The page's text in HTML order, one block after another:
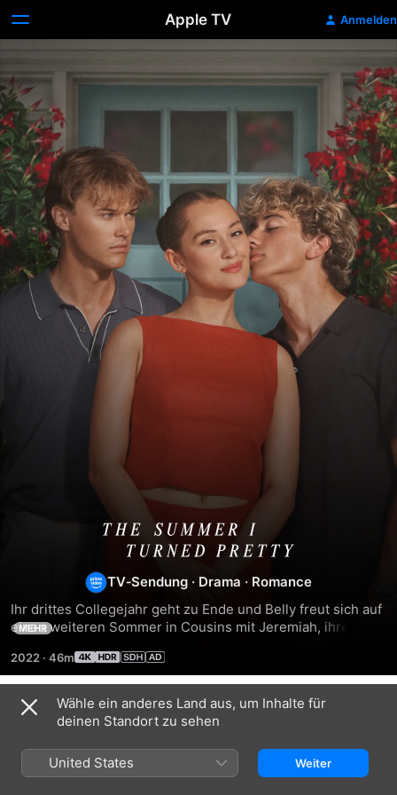
Apple TV Anmelden
Der
Sommer,
als
ich
schön
wurde
TV‑Sendung · Drama · Romance
Ihr drittes Collegejahr geht zu Ende und Belly freut sich auf
einen weiteren Sommer in Cousins mit Jeremiah, ihrem
dann holen erschütternde Ereignisse ihre erste Liebe
Conrad zurück in ihr Leben. Belly steht nun an einem
Scheideweg und muss entscheiden, welchem Bruder ihr
Herz gehört. Der Sommer wird nie wieder so sein wie
MEHR
2022 · 46m
Staffel 1
Wähle ein anderes Land aus, um Inhalte für
deinen Standort zu sehen
United States Weiter